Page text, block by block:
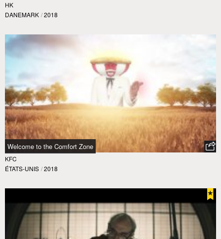
HK
DANEMARK / 2018
Welcome to the Comfort Zone
KFC
ÉTATS-UNIS / 2018